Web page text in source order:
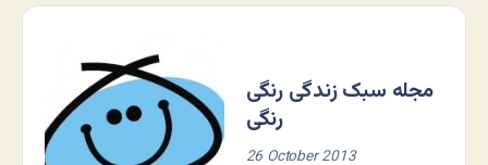
مجله سبک زندگی رنگی
رنگی
26 October 2013